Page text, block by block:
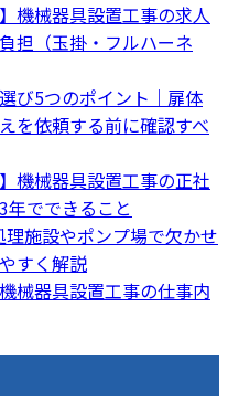
機械器具設置工事の求人
担（玉掛・フルハーネ
び5つのポイント｜扉体
を依頼する前に確認すべ
機械器具設置工事の正社
年でできること
理施設やポンプ場で欠かせ
すく解説
械器具設置工事の仕事内